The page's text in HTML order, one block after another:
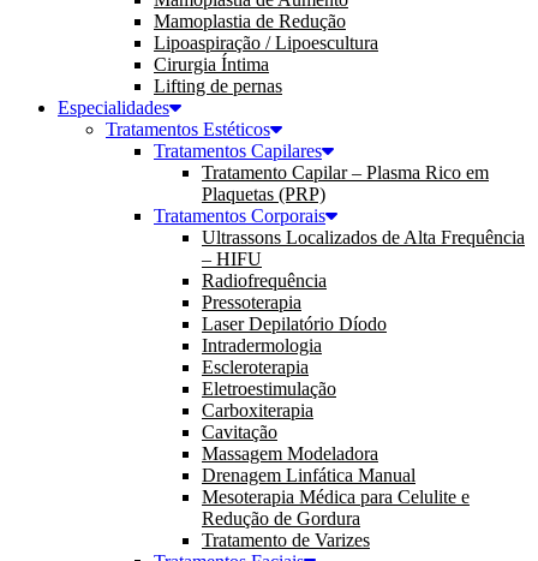
Mamoplastia de Redução
Lipoaspiração / Lipoescultura
Cirurgia Íntima
Lifting de pernas
Especialidades
Tratamentos Estéticos
Tratamentos Capilares
Tratamento Capilar – Plasma Rico em
Plaquetas (PRP)
Tratamentos Corporais
Ultrassons Localizados de Alta Frequência
– HIFU
Radiofrequência
Pressoterapia
Laser Depilatório Díodo
Intradermologia
Escleroterapia
Eletroestimulação
Carboxiterapia
Cavitação
Massagem Modeladora
Drenagem Linfática Manual
Mesoterapia Médica para Celulite e
Redução de Gordura
Tratamento de Varizes